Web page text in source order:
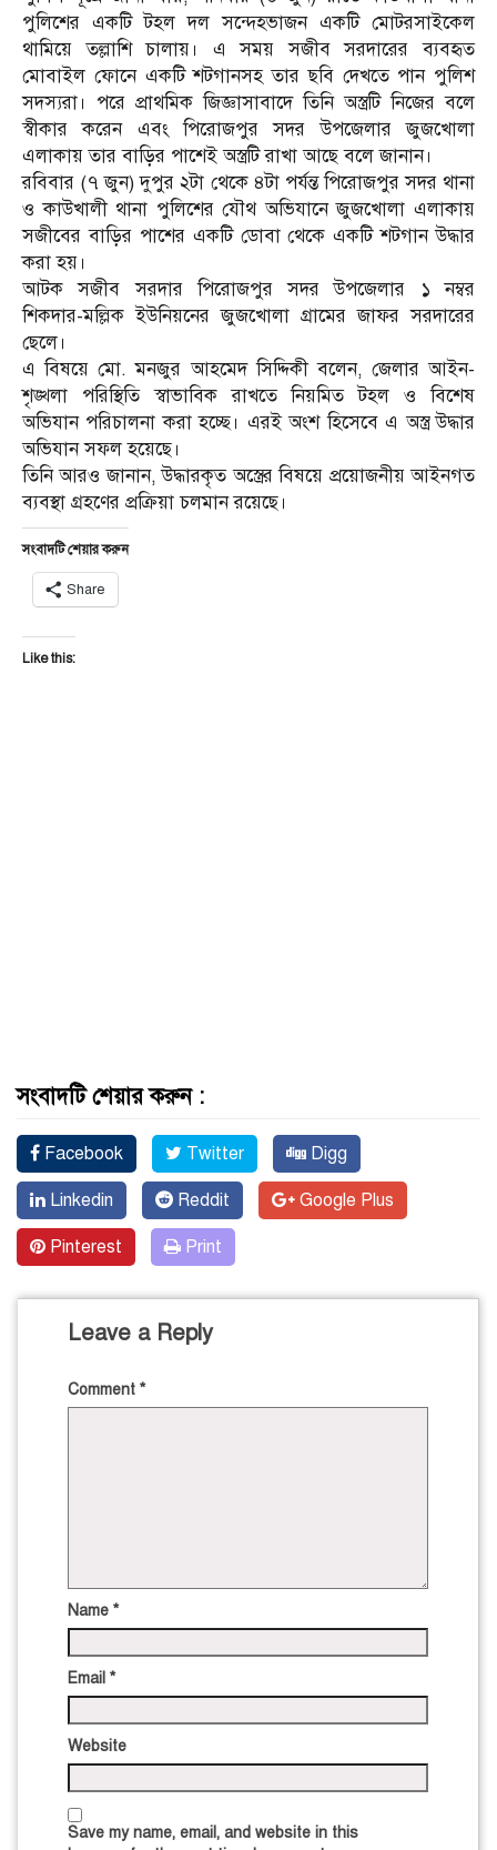
পুলিশের একটি টহল দল সন্দেহভাজন একটি মোটরসাইকেল
থামিয়ে তল্লাশি চালায়। এ সময় সজীব সরদারের ব্যবহৃত
মোবাইল ফোনে একটি শটগানসহ তার ছবি দেখতে পান পুলিশ
সদস্যরা। পরে প্রাথমিক জিজ্ঞাসাবাদে তিনি অস্ত্রটি নিজের বলে
স্বীকার করেন এবং পিরোজপুর সদর উপজেলার জুজখোলা
এলাকায় তার বাড়ির পাশেই অস্ত্রটি রাখা আছে বলে জানান।
রবিবার (৭ জুন) দুপুর ২টা থেকে ৪টা পর্যন্ত পিরোজপুর সদর থানা
ও কাউখালী থানা পুলিশের যৌথ অভিযানে জুজখোলা এলাকায়
সজীবের বাড়ির পাশের একটি ডোবা থেকে একটি শটগান উদ্ধার
করা হয়।
আটক সজীব সরদার পিরোজপুর সদর উপজেলার ১ নম্বর
শিকদার-মল্লিক ইউনিয়নের জুজখোলা গ্রামের জাফর সরদারের
ছেলে।
এ বিষয়ে মো. মনজুর আহমেদ সিদ্দিকী বলেন, জেলার আইন-
শৃঙ্খলা পরিস্থিতি স্বাভাবিক রাখতে নিয়মিত টহল ও বিশেষ
অভিযান পরিচালনা করা হচ্ছে। এরই অংশ হিসেবে এ অস্ত্র উদ্ধার
অভিযান সফল হয়েছে।
তিনি আরও জানান, উদ্ধারকৃত অস্ত্রের বিষয়ে প্রয়োজনীয় আইনগত
ব্যবস্থা গ্রহণের প্রক্রিয়া চলমান রয়েছে।
সংবাদটি শেয়ার করুন
Share
Like this:
সংবাদটি শেয়ার করুন :
Facebook Twitter Digg
Linkedin Reddit Google Plus
Pinterest Print
Leave a Reply
Comment *
Name *
Email *
Website
Save my name, email, and website in this